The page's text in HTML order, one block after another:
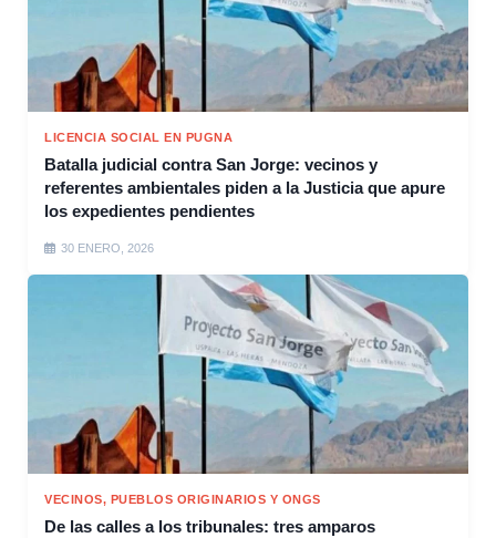
LICENCIA SOCIAL EN PUGNA
Batalla judicial contra San Jorge: vecinos y
referentes ambientales piden a la Justicia que apure
los expedientes pendientes
30 ENERO, 2026
VECINOS, PUEBLOS ORIGINARIOS Y ONGS
De las calles a los tribunales: tres amparos